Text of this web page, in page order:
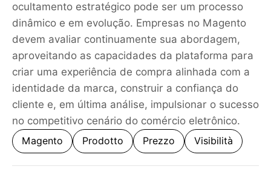
ocultamento estratégico pode ser um processo
dinâmico e em evolução. Empresas no Magento
devem avaliar continuamente sua abordagem,
aproveitando as capacidades da plataforma para
criar uma experiência de compra alinhada com a
identidade da marca, construir a confiança do
cliente e, em última análise, impulsionar o sucesso
no competitivo cenário do comércio eletrônico.
Magento Prodotto Prezzo Visibilità